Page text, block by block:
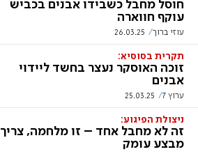
חוסל מחבל כשבידו אבנים בכביש
עוקף חווארה
עוזי ברוך 26.03.25
תקרית בסוסיא:
זוכה האוסקר נעצר בחשד ליידוי
אבנים
ערוץ 7 25.03.25
ניצולת הפיגוע:
זה לא מחבל אחד – זו מלחמה, צריך
מבצע עומק